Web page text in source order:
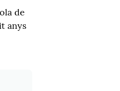
de
anys